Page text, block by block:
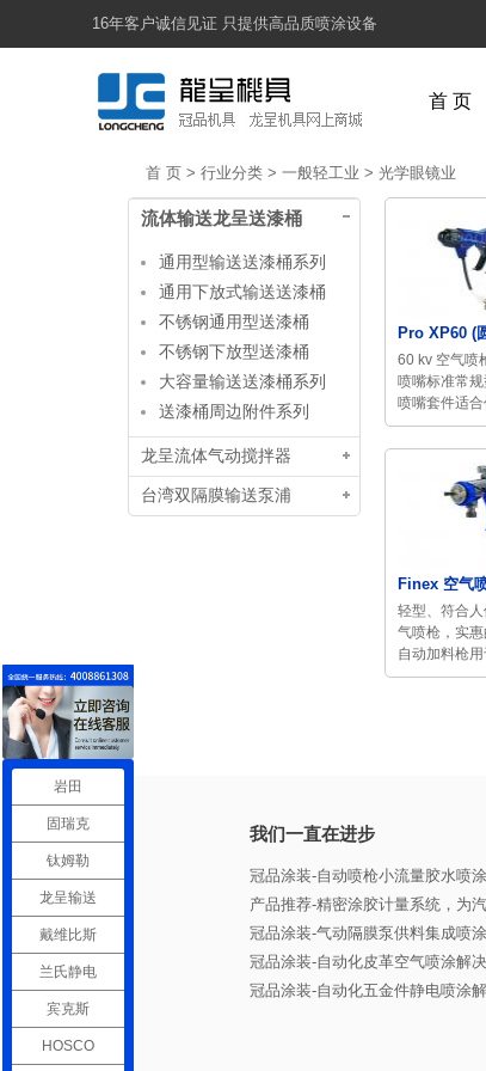
16年客户诚信见证 只提供高品质喷涂设备
首 页
首 页 > 行业分类 > 一般轻工业 > 光学眼镜业
流体输送龙呈送漆桶
通用型输送送漆桶系列
通用下放式输送送漆桶
不锈钢通用型送漆桶
不锈钢下放型送漆桶
大容量输送送漆桶系列
送漆桶周边附件系列
龙呈流体气动搅拌器
台湾双隔膜输送泵浦
Pro XP60 (
60 kv 空气喷
喷嘴标准常
喷嘴套件适
Finex 空气
轻型、符合
气喷枪，实
自动加料枪
我们一直在进步
冠品涂装-自动喷枪小流量胶水喷
产品推荐-精密涂胶计量系统，为
冠品涂装-气动隔膜泵供料集成喷
冠品涂装-自动化皮革空气喷涂解
冠品涂装-自动化五金件静电喷涂
岩田
固瑞克
钛姆勒
龙呈输送
戴维比斯
兰氏静电
宾克斯
HOSCO